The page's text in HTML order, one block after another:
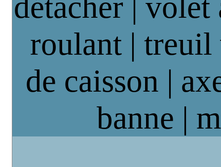
roulant |
de caisson |
banne |